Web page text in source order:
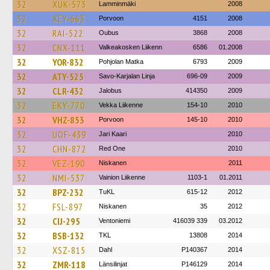
32 XUK-573 Lamminmäki 2008
32 XEY-663 Porvoon 4151 2008
32 RAI-522 Oubus 3868 2008
32 CNX-111 Valkeakosken Liikenn 6586 01.2008
32 YOR-832 Pohjolan Matka 6793 2009
32 ATY-525 Savo-Karjalan Linja 696-09 2009
32 CLR-432 Jalobus 414350 2009
32 EKY-770 Vekka Liikenne 154-10 2010
32 VHZ-853 Porvoon 145-10 2010
32 UOF-439 Jari Kaari 2010
32 CHN-872 Red One 2010
32 VEZ-190 Niskanen 2011
32 NMI-537 Vainion Liikenne 1103-1 01.2011
32 BPZ-232 TuKL 615-12 2012
32 FSL-897 Niskanen 35 2012
32 CIJ-295 Ventoniemi 416039 339 03.2012
32 BSB-132 TKL 13808 2014
32 XSZ-815 Dahl P140367 2014
32 ZMR-118 Länsilinjat P146129 2014